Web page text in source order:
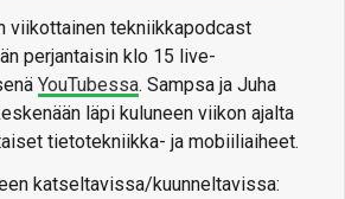
viikottainen tekniikkapodcast
perjantaisin klo 15 live-
YouTubessa. Sampsa ja Juha
läpi kuluneen viikon ajalta
tietotekniikka- ja mobiiliaiheet.
katseltavissa/kuunneltavissa: